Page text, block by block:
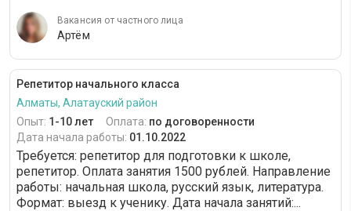
Вакансия от частного лица
Артём
Репетитор начального класса
Алматы, Алатауский район
Опыт: 1-10 лет Оплата: по договоренности
Дата начала работы: 01.10.2022
Требуется: репетитор для подготовки к школе,
репетитор. Оплата занятия 1500 рублей. Направление
работы: начальная школа, русский язык, литература.
Формат: выезд к ученику. Дата начала занятий:...